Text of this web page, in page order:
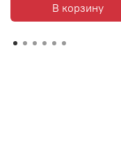
В корзину